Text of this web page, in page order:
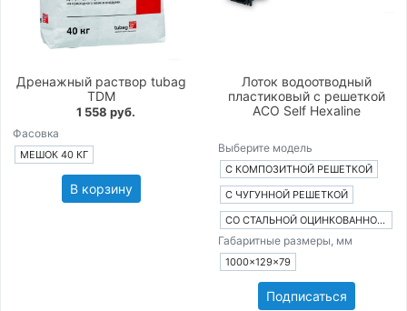
Дренажный раствор tubag
TDM
1 558 руб.
Фасовка
МЕШОК 40 КГ
В корзину
Лоток водоотводный
пластиковый с решеткой
ACO Self Hexaline
Выберите модель
С КОМПОЗИТНОЙ РЕШЕТКОЙ
С ЧУГУННОЙ РЕШЕТКОЙ
СО СТАЛЬНОЙ ОЦИНКОВАННОЙ РЕШЕТКОЙ
Габаритные размеры, мм
1000×129×79
Подписаться